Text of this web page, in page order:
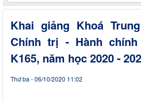
Khai giảng Khoá
Chính trị - Hành
K165, năm học 2020 -
Thứ ba - 06/10/2020 11:02